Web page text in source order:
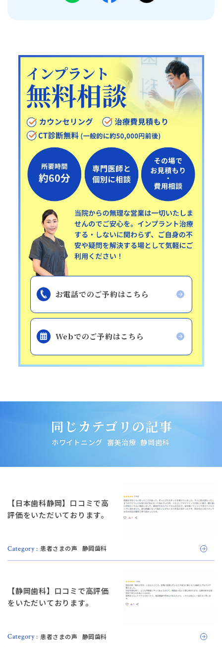
お電話でのご予約はこちら
Webでのご予約はこちら
同じカテゴリの記事
ホワイトニング 審美治療 静岡歯科
【日本歯科静岡】口コミで高
評価をいただいております。
Category : 患者さまの声 静岡歯科
【静岡歯科】口コミで高評価
をいただいております。
Category : 患者さまの声 静岡歯科